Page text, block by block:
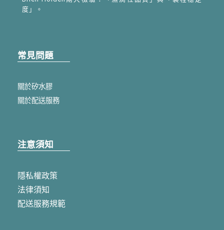
度」。
常見問題
關於矽水膠
關於配送服務
注意須知
隱私權政策
法律須知
配送服務規範